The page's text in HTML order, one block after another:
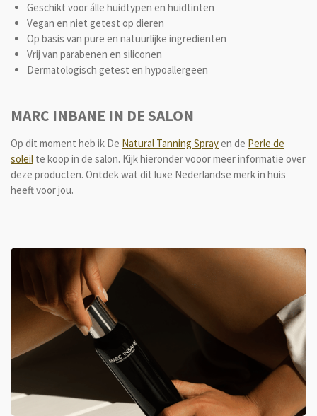
Geschikt voor álle huidtypen en huidtinten
Vegan en niet getest op dieren
Op basis van pure en natuurlijke ingrediënten
Vrij van parabenen en siliconen
Dermatologisch getest en hypoallergeen
MARC INBANE IN DE SALON
Op dit moment heb ik De Natural Tanning Sprayen de Perle de
soleil te koop in de salon. Kijk hieronder vooor meer informatie over
deze producten. Ontdek wat dit luxe Nederlandse merk in huis
heeft voor jou.